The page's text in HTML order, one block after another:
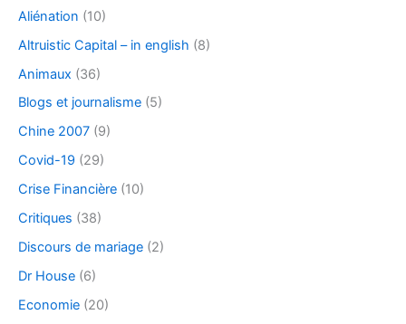
Aliénation (10)
Altruistic Capital – in english (8)
Animaux (36)
Blogs et journalisme (5)
Chine 2007 (9)
Covid-19 (29)
Crise Financière (10)
Critiques (38)
Discours de mariage (2)
Dr House (6)
Economie (20)